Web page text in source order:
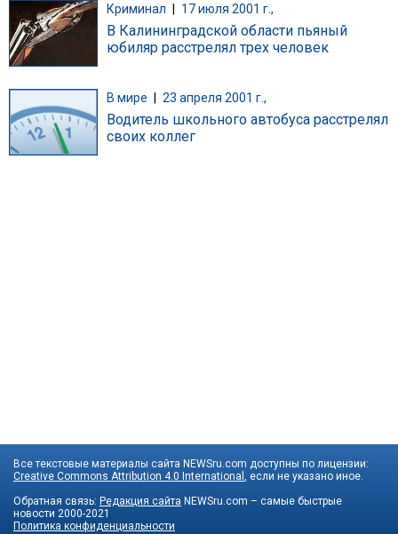
Криминал 17 июля 2001 г.,
В Калининградской области пьяный
юбиляр расстрелял трех человек
В мире 23 апреля 2001 г.,
Водитель школьного автобуса расстрелял
своих коллег
Все текстовые материалы сайта NEWSru.com доступны по лицензии:
Creative Commons Attribution 4.0 International , если не указано иное.
Обратная связь: Редакция сайта NEWSru.com – самые быстрые
новости 2000-2021
Политика конфиденциальности